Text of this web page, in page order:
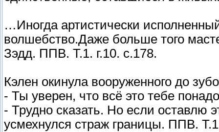
…Иногда артистически
волшебство.Даже больше того
Зэдд. ППВ. Т.1. г.10. с.178.
Кэлен окинула вооруженного до
- Ты уверен, что всё это тебе
- Трудно сказать. Но если оставлю
усмехнулся страж границы. ППВ.